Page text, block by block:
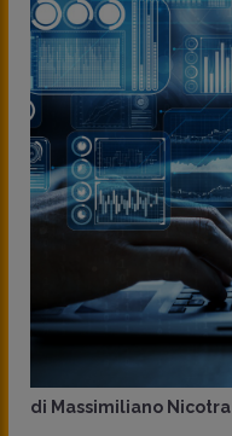
di Massimiliano Nicotra